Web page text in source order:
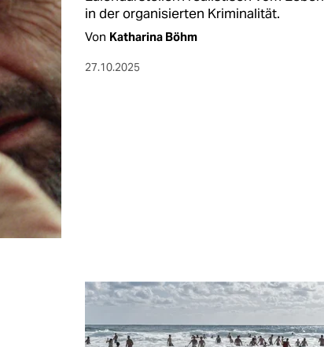
in der organisierten Kriminalität.
Von Katharina Böhm​
27.10.2025